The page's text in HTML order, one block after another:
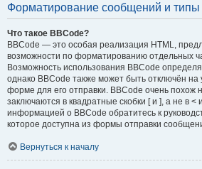
Форматирование сообщений и
Что такое BBCode?
BBCode — это особая реализация HTML,
возможности по форматированию отдельных
Возможность использования BBCode
однако BBCode также может быть отключён
форме для его отправки. BBCode очень похож
заключаются в квадратные скобки [ и ], а не в <
информацией о BBCode обратитесь к
которое доступна из формы отправки
Вернуться к началу